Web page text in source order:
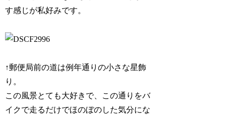
す感じが私好みです。
↑郵便局前の道は例年通りの小さな星飾
り。
この風景とても大好きで、この通りをバ
イクで走るだけでほのぼのした気分にな